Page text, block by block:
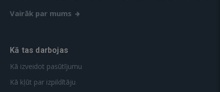
Vairāk par mums
Kā tas darbojas
Kā izveidot pasūtījumu
Kā kļūt par izpildītāju